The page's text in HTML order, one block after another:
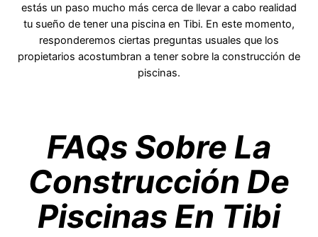
estás un paso mucho más cerca de llevar a cabo realidad
tu sueño de tener una piscina en Tibi. En este momento,
responderemos ciertas preguntas usuales que los
propietarios acostumbran a tener sobre la construcción de
piscinas.
FAQs Sobre La
Construcción De
Piscinas En Tibi